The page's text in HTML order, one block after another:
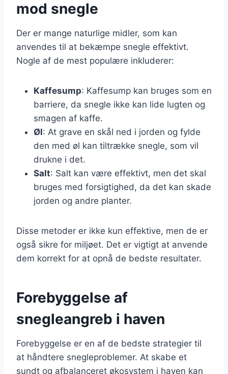
mod snegle
Der er mange naturlige midler, som kan
anvendes til at bekæmpe snegle effektivt.
Nogle af de mest populære inkluderer:
Kaffesump: Kaffesump kan bruges som en
barriere, da snegle ikke kan lide lugten og
smagen af kaffe.
Øl: At grave en skål ned i jorden og fylde
den med øl kan tiltrække snegle, som vil
drukne i det.
Salt: Salt kan være effektivt, men det skal
bruges med forsigtighed, da det kan skade
jorden og andre planter.
Disse metoder er ikke kun effektive, men de er
også sikre for miljøet. Det er vigtigt at anvende
dem korrekt for at opnå de bedste resultater.
Forebyggelse af
snegleangreb i haven
Forebyggelse er en af de bedste strategier til
at håndtere snegleproblemer. At skabe et
sundt og afbalanceret økosystem i haven kan